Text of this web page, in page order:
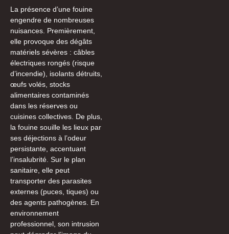
La présence d’une fouine
engendre de nombreuses
nuisances. Premièrement,
elle provoque des dégâts
matériels sévères : câbles
électriques rongés (risque
d’incendie), isolants détruits,
œufs volés, stocks
alimentaires contaminés
dans les réserves ou
cuisines collectives. De plus,
la fouine souille les lieux par
ses déjections à l’odeur
persistante, accentuant
l’insalubrité. Sur le plan
sanitaire, elle peut
transporter des parasites
externes (puces, tiques) ou
des agents pathogènes. En
environnement
professionnel, son intrusion